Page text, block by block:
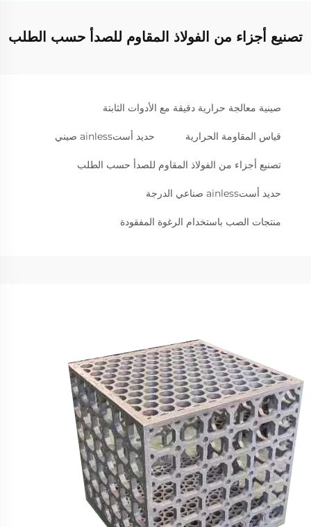
تصنيع أجزاء من الفولاذ المقاوم للصدأ حسب الطلب
صينية معالجة حرارية دقيقة مع الأدوات الثابتة
قياس المقاومة الحرارية حديد أستainless صيني
تصنيع أجزاء من الفولاذ المقاوم للصدأ حسب الطلب
حديد أستainless صناعي الدرجة
منتجات الصب باستخدام الرغوة المفقودة